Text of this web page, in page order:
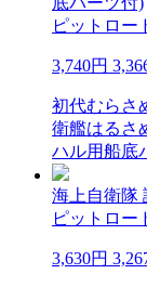
ピットロー
3,740円
初代むらさ
衛艦はるさ
ハル用船底
海上自衛隊
ピットロー
3,630円